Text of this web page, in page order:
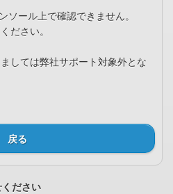
ソール上で確認できません。
ださい。
しては弊社サポート対象外とな
戻る
ださい